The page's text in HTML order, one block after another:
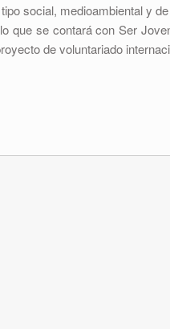
social, medioambiental y
que se contará con Ser
de voluntariado